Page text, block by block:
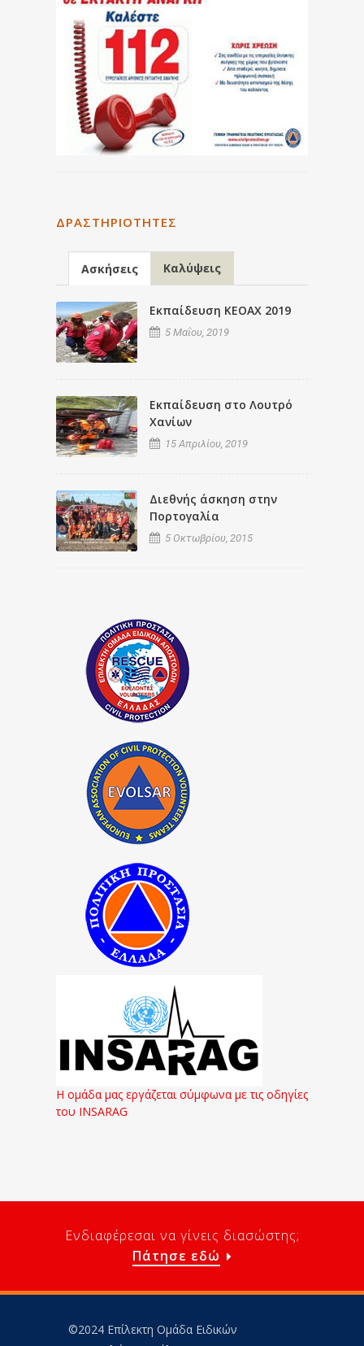
ΔΡΑΣΤΗΡΙΌΤΗΤΕΣ
Ασκήσεις Καλύψεις
Εκπαίδευση ΚΕΟΑΧ 2019
5 Μαΐου, 2019
Εκπαίδευση στο Λουτρό
Χανίων
15 Απριλίου, 2019
Διεθνής άσκηση στην
Πορτογαλία
5 Οκτωβρίου, 2015
Η ομάδα μας εργάζεται σύμφωνα με τις οδηγίες
του INSARAG
Ενδιαφέρεσαι να γίνεις διασώστης;
Πάτησε εδώ
©2024 Επίλεκτη Ομάδα Ειδικών